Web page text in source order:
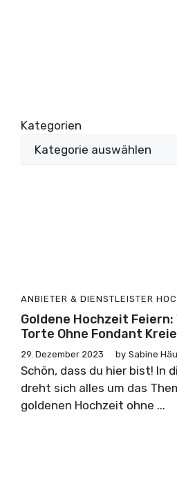
Kategorien
ANBIETER & DIENSTLEISTER
Goldene Hochzeit Feiern:
Torte Ohne Fondant
29. Dezember 2023 by Sabine
Schön, dass du hier bist! In
dreht sich alles um das
goldenen Hochzeit ohne ...